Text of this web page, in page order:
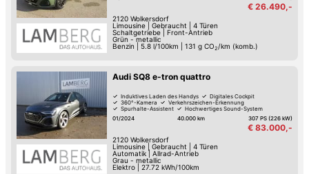
€ 26.490,-
2120 Wolkersdorf
Limousine| Gebraucht|
4 Türen
Schaltgetriebe|
Front-Antrieb
Grün - metallic
Benzin
5.8 l/100km 131 g CO2/km (komb.)
Audi SQ8 e-tron quattro
Induktives Laden des Handys
Digitales Cockpit
360°-Kamera
Verkehrszeichen-Erkennung
Spurhalte-Assistent
Hochwertiges Sound-System
Keyless Go
Schaltwippen
01/2024 40.000 km 307 PS (226 kW)
€ 83.000,-
2120 Wolkersdorf
Limousine| Gebraucht|
4 Türen
Automatik| Allrad-Antrieb
Grau - metallic
Elektro
27.72 kWh/100km